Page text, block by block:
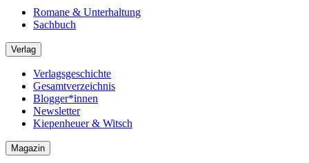
Romane & Unterhaltung
Sachbuch
Verlag
Verlagsgeschichte
Gesamtverzeichnis
Blogger*innen
Newsletter
Kiepenheuer & Witsch
Magazin